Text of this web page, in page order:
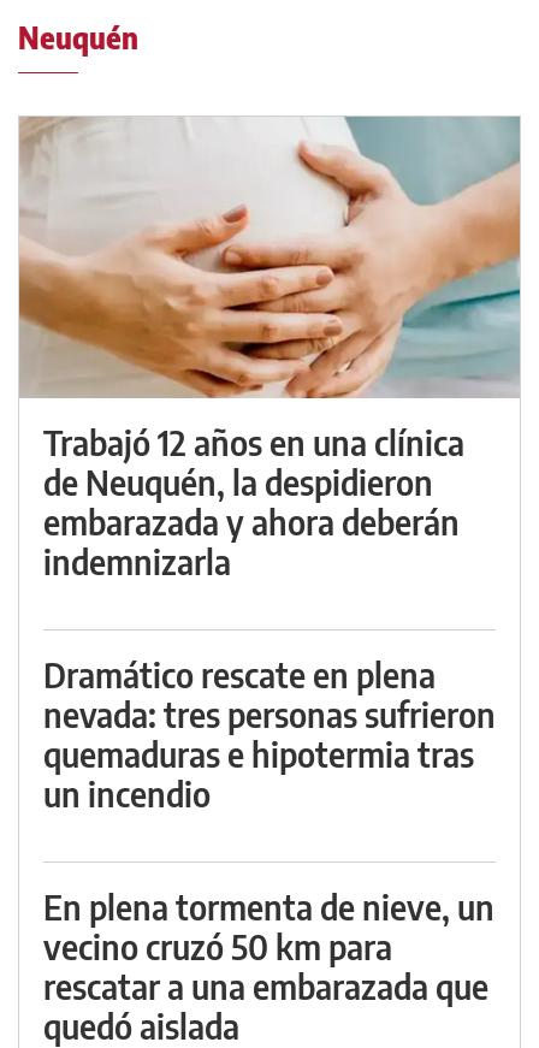
Neuquén
Trabajó 12 años en una clínica
de Neuquén, la despidieron
embarazada y ahora deberán
indemnizarla
Dramático rescate en plena
nevada: tres personas sufrieron
quemaduras e hipotermia tras
un incendio
En plena tormenta de nieve, un
vecino cruzó 50 km para
rescatar a una embarazada que
quedó aislada